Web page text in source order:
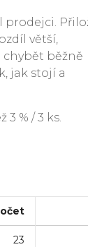
prodejci.
větší,
chybět běžně
jak stojí a
% / 3 ks.
23